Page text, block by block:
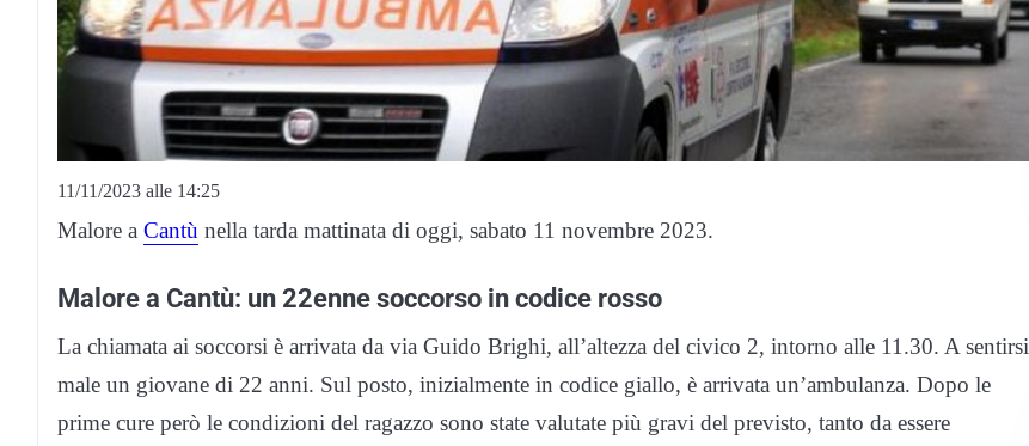
11/11/2023 alle 14:25
Malore a Cantù nella tarda mattinata di oggi, sabato 11 novembre 2023.
Malore a Cantù: un 22enne soccorso in codice rosso
La chiamata ai soccorsi è arrivata da via Guido Brighi, all’altezza del civico 2, intorno alle 11.30. A sentirsi
male un giovane di 22 anni. Sul posto, inizialmente in codice giallo, è arrivata un’ambulanza. Dopo le
prime cure però le condizioni del ragazzo sono state valutate più gravi del previsto, tanto da essere